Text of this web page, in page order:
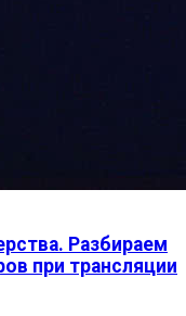
Разбираем
при трансляции